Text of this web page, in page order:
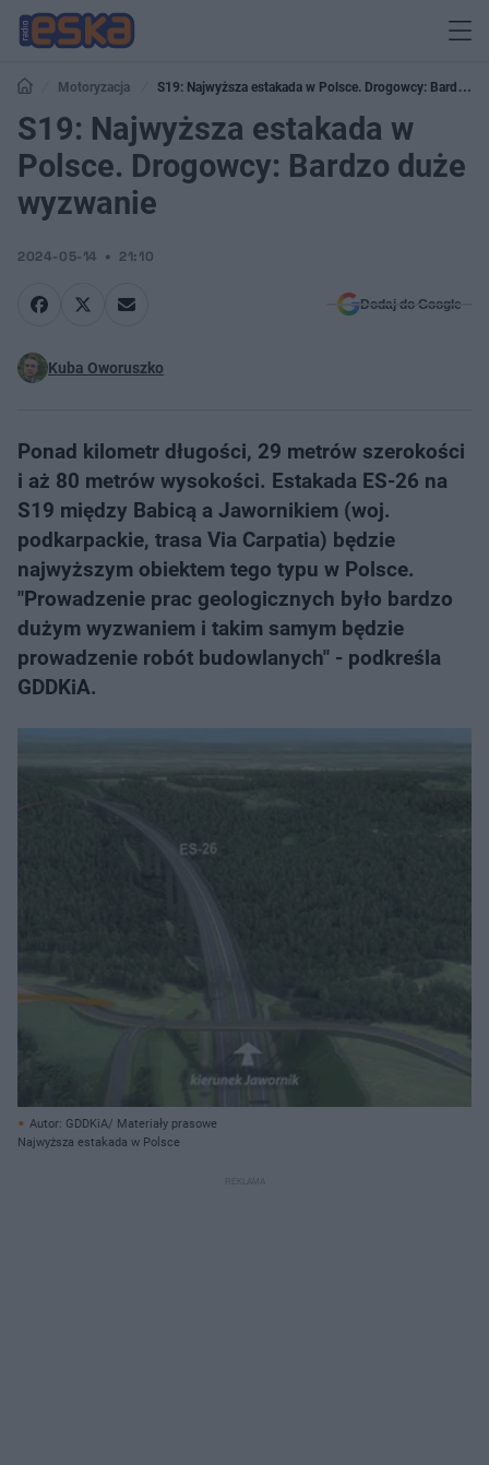
Motoryzacja
S19: Najwyższa estakada w Polsce. Drogowcy: Bardzo
duże wyzwanie
S19: Najwyższa estakada w
Polsce. Drogowcy: Bardzo duże
wyzwanie
2024-05-14 21:10
Dodaj do Google
Kuba Oworuszko
Ponad kilometr długości, 29 metrów szerokości
i aż 80 metrów wysokości. Estakada ES-26 na
S19 między Babicą a Jawornikiem (woj.
podkarpackie, trasa Via Carpatia) będzie
najwyższym obiektem tego typu w Polsce.
"Prowadzenie prac geologicznych było bardzo
dużym wyzwaniem i takim samym będzie
prowadzenie robót budowlanych" - podkreśla
GDDKiA.
Autor: GDDKiA/ Materiały prasowe
Najwyższa estakada w Polsce